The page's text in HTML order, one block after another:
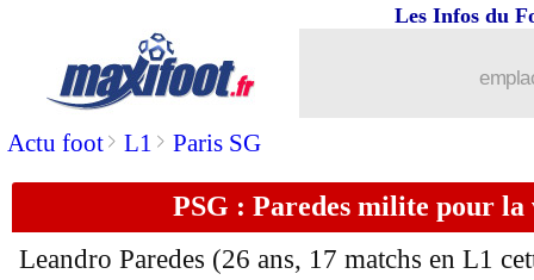
Actu foot> L1 > Paris SG
Les Infos du
PSG : Paredes milite pour la
Leandro Paredes (26 ans, 17 matchs en L1
OM: Sampaoli veut continuer avec
02/04 PSG
02/04 Arsenal: Monaco songe à Lacazette
02/04 PSG : 7 joueurs absents contre Lille ?